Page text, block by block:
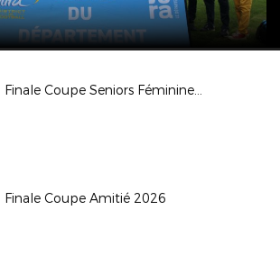
Finale Coupe Seniors Féminines à 11 2026
Finale Coupe Amitié 2026